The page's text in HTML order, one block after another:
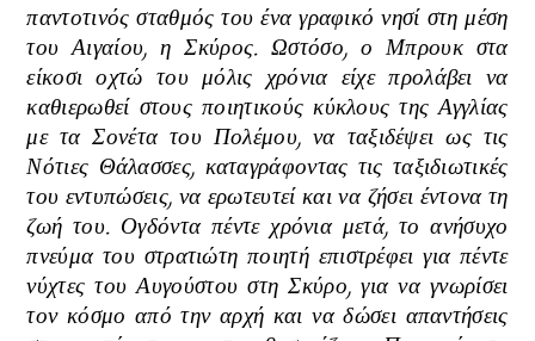
παντοτινός σταθμός του ένα γραφικό νησί στη μέση
του Αιγαίου, η Σκύρος. Ωστόσο, ο Μπρουκ στα
είκοσι οχτώ του μόλις χρόνια είχε προλάβει να
καθιερωθεί στους ποιητικούς κύκλους της Αγγλίας
με τα Σονέτα του Πολέμου, να ταξιδέψει ως τις
Νότιες Θάλασσες, καταγράφοντας τις ταξιδιωτικές
του εντυπώσεις, να ερωτευτεί και να ζήσει έντονα τη
ζωή του. Ογδόντα πέντε χρόνια μετά, το ανήσυχο
πνεύμα του στρατιώτη ποιητή επιστρέφει για πέντε
νύχτες του Αυγούστου στη Σκύρο, για να γνωρίσει
τον κόσμο από την αρχή και να δώσει απαντήσεις